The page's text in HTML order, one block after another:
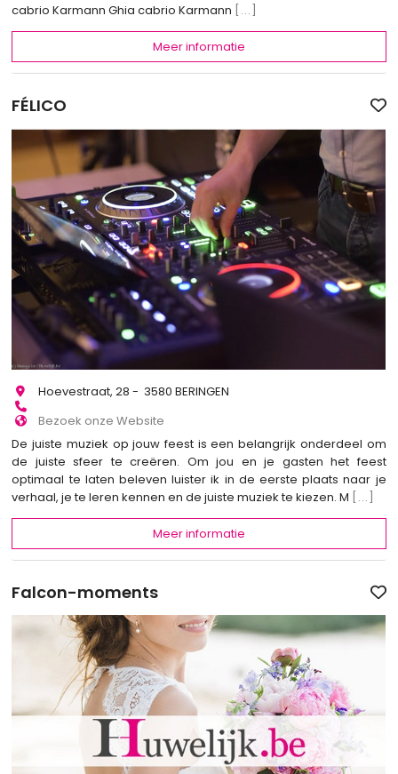
cabrio Karmann Ghia cabrio Karmann
[...]
Meer informatie
FÉLICO
Hoevestraat, 28 - 3580 BERINGEN
Bezoek onze Website
De juiste muziek op jouw feest is een belangrijk onderdeel om
de juiste sfeer te creëren. Om jou en je gasten het feest
optimaal te laten beleven luister ik in de eerste plaats naar je
verhaal, je te leren kennen en de juiste muziek te kiezen. M [...]
Meer informatie
Falcon-moments